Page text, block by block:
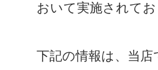
おいて実施されてお
下記の情報は、当店